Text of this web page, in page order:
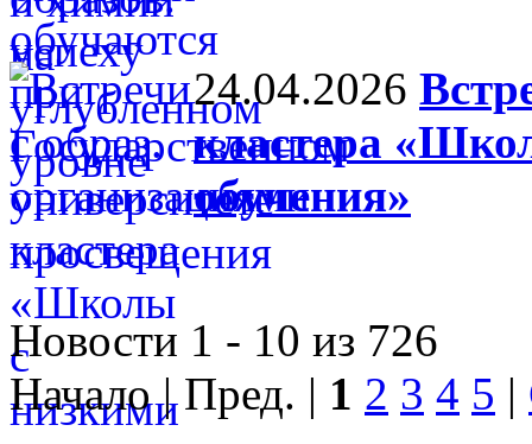
24.04.2026
кластера
обучения»
Новости 1 - 10 из 726
Начало | Пред. | 1 2 3 4 5 |